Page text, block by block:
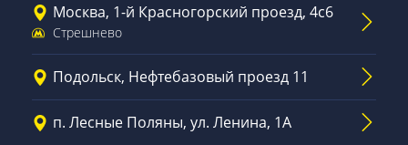
Москва, 1-й Красногорский проезд, 4с6
Стрешнево
Подольск, Нефтебазовый проезд 11
п. Лесные Поляны, ул. Ленина, 1А